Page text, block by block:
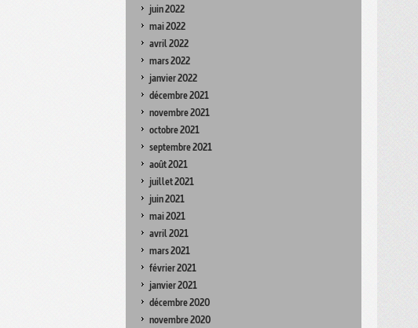
juin 2022
mai 2022
avril 2022
mars 2022
janvier 2022
décembre 2021
novembre 2021
octobre 2021
septembre 2021
août 2021
juillet 2021
juin 2021
mai 2021
avril 2021
mars 2021
février 2021
janvier 2021
décembre 2020
novembre 2020